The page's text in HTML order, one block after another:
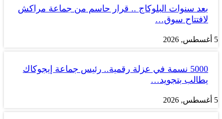
بعد سنوات البلوكاج .. قرار حاسم من جماعة مراكش
لافتتاح سوق…
5 أغسطس, 2026
5000 نسمة في عزلة رقمية.. رئيس جماعة إيجوكاك
يطالب بتجويد…
5 أغسطس, 2026